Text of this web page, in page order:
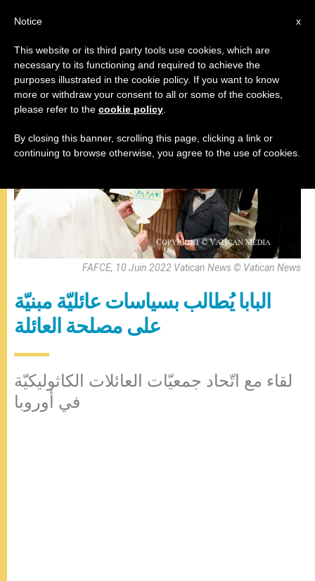
البابا فرنسيس
FAFCE, 10 Juin 2022 Vatican News © Vatican News
البابا يُطالب بسياسات عائليّة مبنيّة
على مصلحة العائلة
لقاء مع اتّحاد جمعيّات العائلات الكاثوليكيّة
في أوروبا
x
Notice
This website or its third party tools use cookies, which are
necessary to its functioning and required to achieve the
purposes illustrated in the cookie policy. If you want to know
more or withdraw your consent to all or some of the cookies,
please refer to the cookie policy
By closing this banner, scrolling this page, clicking a link or
continuing to browse otherwise, you agree to the use of cookies.